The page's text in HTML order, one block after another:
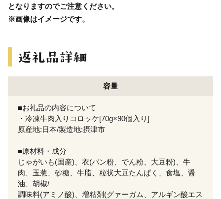
となりますのでご注意ください。
※画像はイメージです。
容量
■お礼品の内容について
・冷凍牛肉入りコロッケ[70g×90個入り]
原産地:日本/製造地:摂津市
■原材料・成分
じゃがいも(国産)、衣(パン粉、でん粉、大豆粉)、牛
肉、玉葱、砂糖、牛脂、粒状大豆たんぱく、食塩、醤
油、胡椒/
調味料(アミノ酸)、増粘剤(グァーガム、アルギン酸エス